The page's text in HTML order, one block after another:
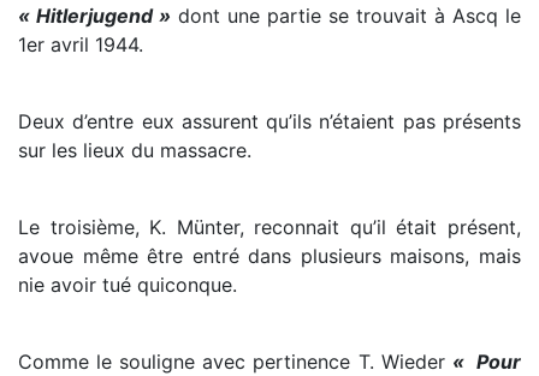
« Hitlerjugend » dont une partie se trouvait à Ascq le
1er avril 1944.
Deux d’entre eux assurent qu’ils n’étaient pas présents
sur les lieux du massacre.
Le troisième, K. Münter, reconnait qu’il était présent,
avoue même être entré dans plusieurs maisons, mais
nie avoir tué quiconque.
Comme le souligne avec pertinence T. Wieder « Pour